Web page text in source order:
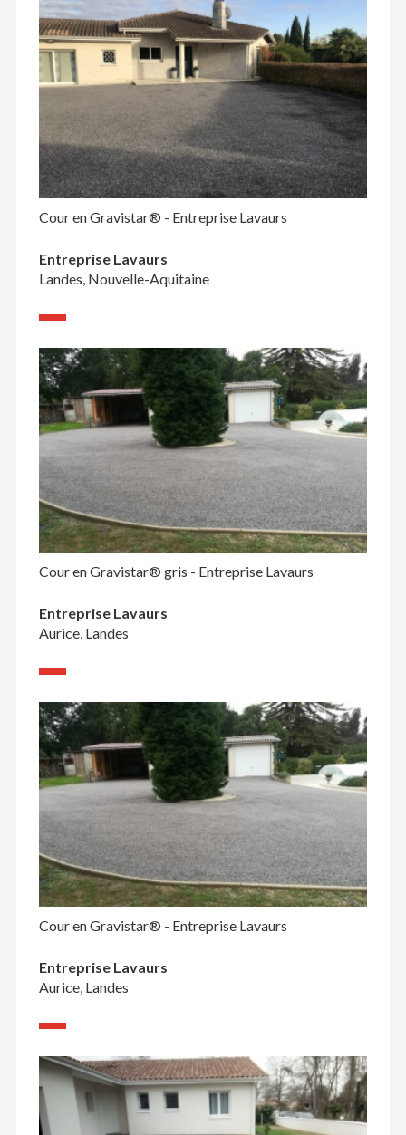
Cour en Gravistar® - Entreprise Lavaurs
Entreprise Lavaurs
Landes, Nouvelle-Aquitaine
Cour en Gravistar® gris - Entreprise Lavaurs
Entreprise Lavaurs
Aurice, Landes
Cour en Gravistar® - Entreprise Lavaurs
Entreprise Lavaurs
Aurice, Landes